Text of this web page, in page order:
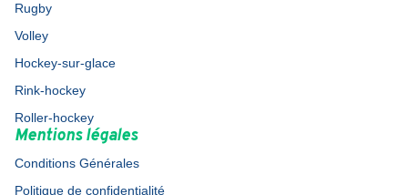
Rugby
Volley
Hockey-sur-glace
Rink-hockey
Roller-hockey
Mentions légales
Conditions Générales
Politique de confidentialité